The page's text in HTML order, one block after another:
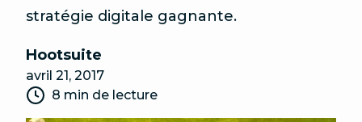
stratégie digitale gagnante.
Hootsuite
avril 21, 2017
8 min de lecture